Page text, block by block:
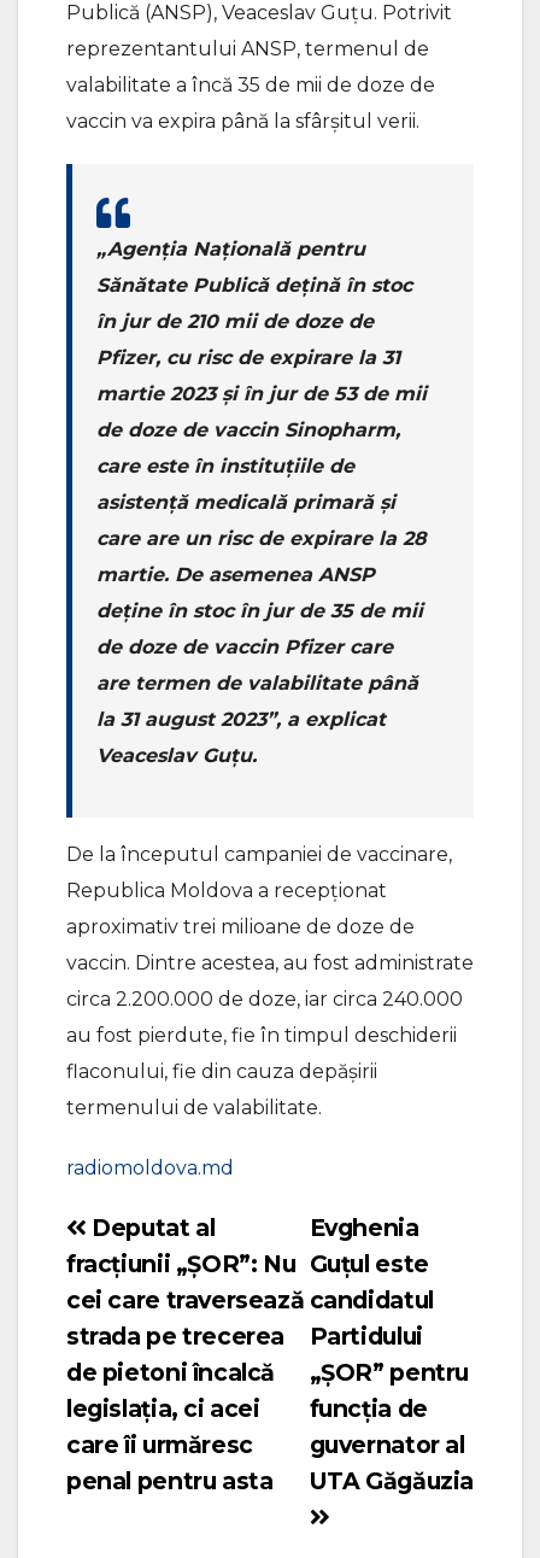
Publică (ANSP), Veaceslav Guțu. Potrivit
reprezentantului ANSP, termenul de
valabilitate a încă 35 de mii de doze de
vaccin va expira până la sfârșitul verii.
„Agenția Națională pentru
Sănătate Publică dețină în stoc
în jur de 210 mii de doze de
Pfizer, cu risc de expirare la 31
martie 2023 și în jur de 53 de mii
de doze de vaccin Sinopharm,
care este în instituțiile de
asistență medicală primară și
care are un risc de expirare la 28
martie. De asemenea ANSP
deține în stoc în jur de 35 de mii
de doze de vaccin Pfizer care
are termen de valabilitate până
la 31 august 2023”, a explicat
Veaceslav Guțu.
De la începutul campaniei de vaccinare,
Republica Moldova a recepționat
aproximativ trei milioane de doze de
vaccin. Dintre acestea, au fost administrate
circa 2.200.000 de doze, iar circa 240.000
au fost pierdute, fie în timpul deschiderii
flaconului, fie din cauza depășirii
termenului de valabilitate.
radiomoldova.md
Navigare
în
articole
Evghenia
Guțul este
candidatul
Partidului
„ȘOR” pentru
funcția de
guvernator al
UTA Găgăuzia
Deputat al
fracțiunii „ȘOR”: Nu
cei care traversează
strada pe trecerea
de pietoni încalcă
legislația, ci acei
care îi urmăresc
penal pentru asta